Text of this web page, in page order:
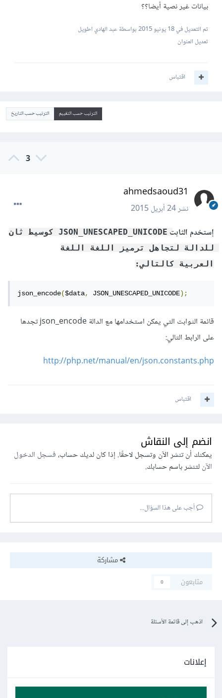
بيانات غير نصية أيضا؟؟
تم التعديل في18 يونيو 2015
بواسطة عبد الهادي اطويل
تعديل العنوان
اقتباس
الترتيب حسب التقييم الترتيب حسب التاريخ
3
ahmedsaoud31
نشر24 أبريل 2015
إستخدم الثابت
JSON_UNESCAPED_UNICODE كوسيط ثان
للدالة لتجاهل ترميز اللغة اللغة
العربية كالتالي:
json_encode($data, JSON_UNESCAPED_UNICODE);
قائمة الثوابت التي يمكن استخدامها مع الدالة json_encode تجدها
على الرابط التالي:
http://php.net/manual/en/json.constants.php
اقتباس
انضم إلى النقاش
يمكنك أن تنشر الآن وتسجل لاحقًا. إذا كان لديك حساب،فسجل الدخول
الآنلتنشر باسم حسابك.
أجب على هذا السؤال...
مشاركة
متابعون
0
اذهب إلى قائمة الأسئلة
إعلانات